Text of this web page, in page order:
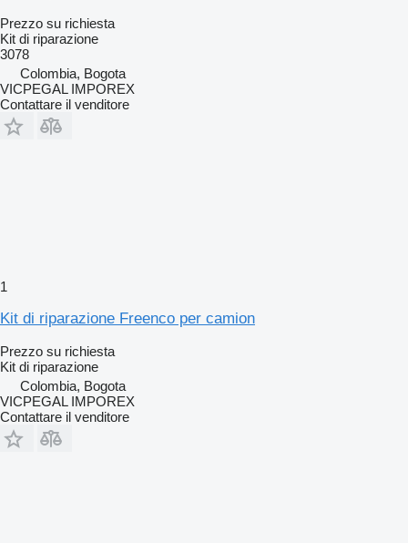
Prezzo su richiesta
Kit di riparazione
3078
Colombia, Bogota
VICPEGAL IMPOREX
Contattare il venditore
1
Kit di riparazione Freenco per camion
Prezzo su richiesta
Kit di riparazione
Colombia, Bogota
VICPEGAL IMPOREX
Contattare il venditore